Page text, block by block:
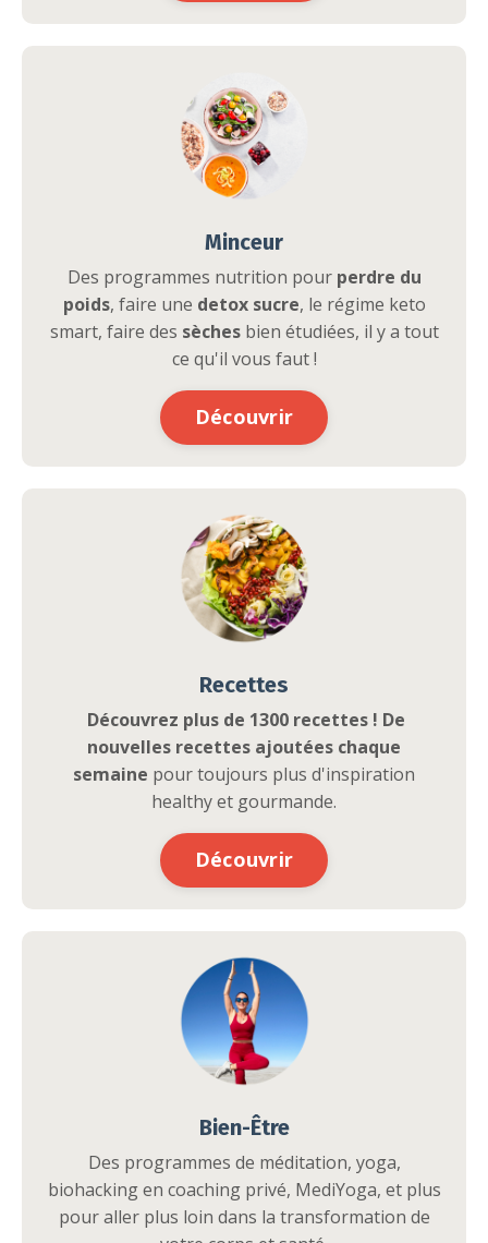
Minceur
Des programmes nutrition pour perdre du
poids, faire une detox sucre, le régime keto
smart, faire des sèchesbien étudiées, il y a tout
ce qu'il vous faut !
Découvrir
Recettes
Découvrez plus de 1300 recettes ! De
nouvelles recettes ajoutées chaque
semaine pour toujours plus d'inspiration
healthy et gourmande.
Découvrir
Bien-Être
Des programmes de méditation, yoga,
biohacking en coaching privé, MediYoga, et plus
pour aller plus loin dans la transformation de